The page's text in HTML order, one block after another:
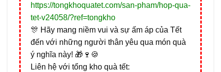
https://tongkhoquatet.com/san-pham/hop-qua-
tet-v24058/?ref=tongkho
🎊 Hãy mang niềm vui và sự ấm áp của Tết
đến với những người thân yêu qua món quà
ý nghĩa này! 🎁🍷🍪
Liên hệ với tổng kho quà tết: